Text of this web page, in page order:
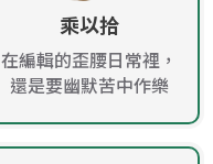
乘以拾
在編輯的歪腰日常裡，
還是要幽默苦中作樂